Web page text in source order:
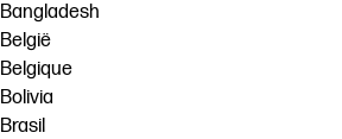
Bangladesh
België
Belgique
Bolivia
Brasil